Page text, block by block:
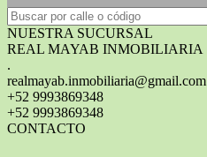
NUESTRA SUCURSAL
REAL MAYAB INMOBILIARIA
.
realmayab.inmobiliaria@gmail.com
+52 9993869348
+52 9993869348
CONTACTO